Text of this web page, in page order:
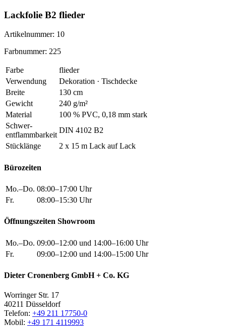
Lackfolie B2 flieder
Artikelnummer: 10
Farbnummer: 225
Farbe
flieder
Verwendung
Dekoration · Tischdecke
Breite
130 cm
Gewicht
240 g/m²
Material
100 % PVC, 0,18 mm stark
Schwer-
entflammbarkeit
DIN 4102 B2
Stücklänge
2 x 15 m Lack auf Lack
Bürozeiten
Mo.–Do. 08:00–17:00 Uhr
Fr.
08:00–15:30 Uhr
Öffnungszeiten Showroom
Mo.–Do. 09:00–12:00 und 14:00–16:00 Uhr
Fr.
09:00–12:00 und 14:00–15:00 Uhr
Dieter Cronenberg GmbH + Co. KG
Worringer Str. 17
40211 Düsseldorf
Telefon: +49 211 17750-0
Mobil: +49 171 4119993